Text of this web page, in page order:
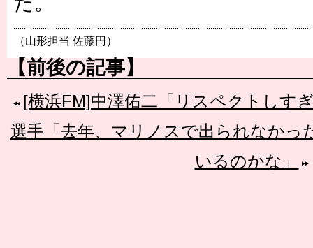
（山形担当 佐藤円）
【前後の記事】
[横浜FM]中澤佑二「リスペクトしす
選手「去年、マリノスで出られなかっ
いるのかな」